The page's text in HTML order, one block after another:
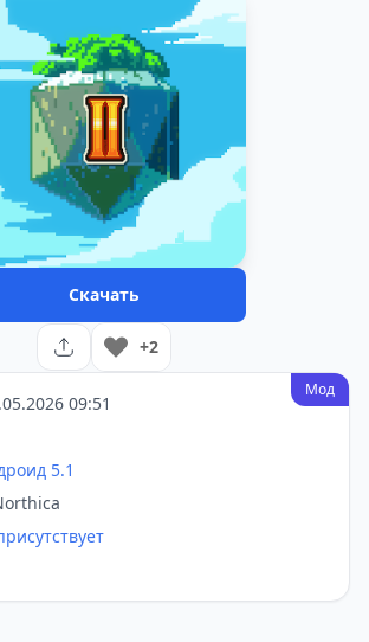
Скачать
+2
Мод
09:51
5.1